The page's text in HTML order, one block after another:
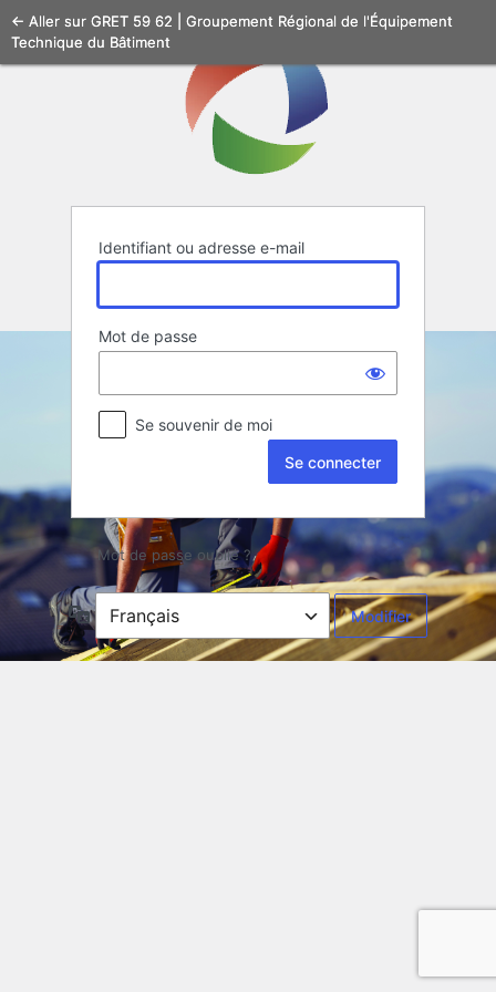
Se
connecter
Identifiant ou adresse e-mail
Mot de passe
Se souvenir de moi
Mot de passe oublié ?
← Aller sur GRET 59 62 | Groupement Régional de l'Équipement
Technique du Bâtiment
Langue